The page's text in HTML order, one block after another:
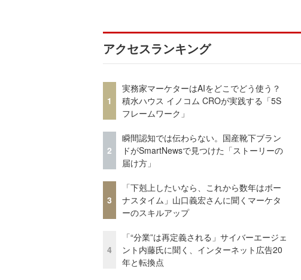
アクセスランキング
1
実務家マーケターはAIをどこでどう使う？
積水ハウス イノコム CROが実践する「5S
フレームワーク」
2
瞬間認知では伝わらない。国産靴下ブラン
ドがSmartNewsで見つけた「ストーリーの
届け方」
3
「下剋上したいなら、これから数年はボー
ナスタイム」山口義宏さんに聞くマーケタ
ーのスキルアップ
4
「“分業”は再定義される」サイバーエージェ
ント内藤氏に聞く、インターネット広告20
年と転換点